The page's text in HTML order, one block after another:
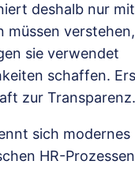
deshalb nur mit
müssen verstehen,
sie verwendet
schaffen.
zur Transparenz.
sich modernes
HR-